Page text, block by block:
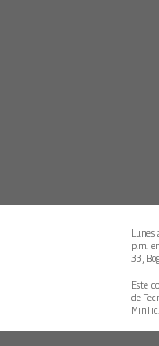
Lunes
p.m.
33,
Este
de
MinTic.